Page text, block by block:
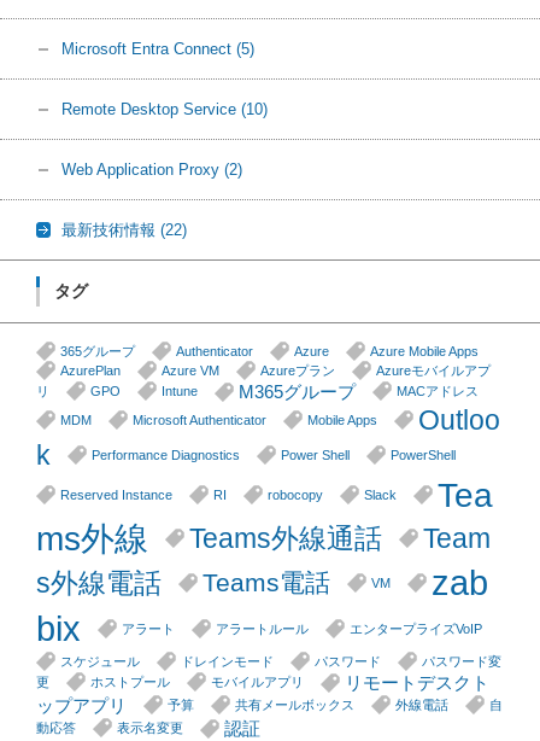
Microsoft Entra Connect (5)
Remote Desktop Service (10)
Web Application Proxy (2)
最新技術情報 (22)
タグ
365グループ Authenticator Azure
Azure Mobile Apps
AzurePlan
Azure VM Azureプラン
Azureモバイルアプ
リ
GPO Intune M365グループ
MACアドレス
MDM
Microsoft Authenticator Mobile Apps
Outloo
k
Performance Diagnostics Power Shell PowerShell
Reserved Instance RI robocopy Slack
Tea
ms外線
Teams外線通話
Team
s外線電話
Teams電話 VM
zab
bix
アラート アラートルール エンタープライズVoIP
スケジュール ドレインモード パスワード
パスワード変
更
ホストプール モバイルアプリ
リモートデスクト
ップアプリ
予算 共有メールボックス 外線電話
自
動応答
表示名変更 認証